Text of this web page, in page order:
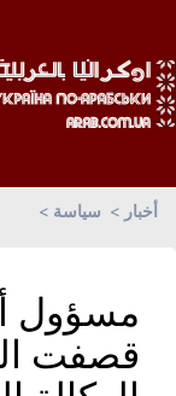
أخبار سياسة
مسؤول
قصفت